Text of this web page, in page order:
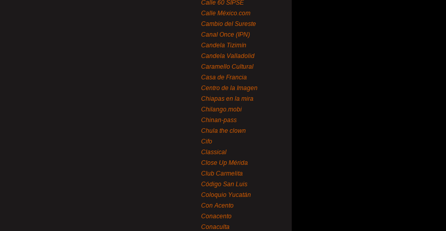
Calle 60 SIPSE
Calle México.com
Cambio del Sureste
Canal Once (IPN)
Candela Tizimín
Candela Valladolid
Caramello Cultural
Casa de Francia
Centro de la Imagen
Chiapas en la mira
Chilango.mobi
Chinan-pass
Chula the clown
Cifo
Classical
Close Up Mérida
Club Carmelita
Código San Luis
Coloquio Yucatán
Con Acento
Conacento
Conaculta